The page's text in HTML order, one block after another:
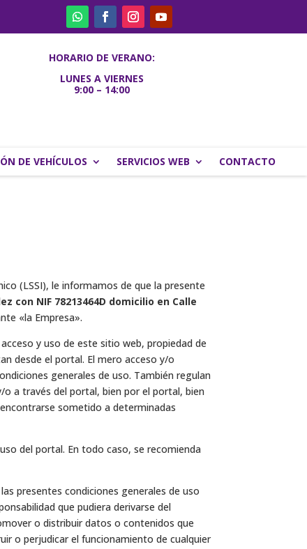
HORARIO DE VERANO:
LUNES A VIERNES
9:00 – 14:00
DE VEHÍCULOS SERVICIOS WEB CONTACTO
(LSSI), le informamos de que la presente
con NIF 78213464D domicilio en Calle
«la Empresa».
y uso de este sitio web, propiedad de
desde el portal. El mero acceso y/o
generales de uso. También regulan
a través del portal, bien por el portal, bien
sometido a determinadas
del portal. En todo caso, se recomienda
presentes condiciones generales de uso
que pudiera derivarse del
o distribuir datos o contenidos que
o perjudicar el funcionamiento de cualquier